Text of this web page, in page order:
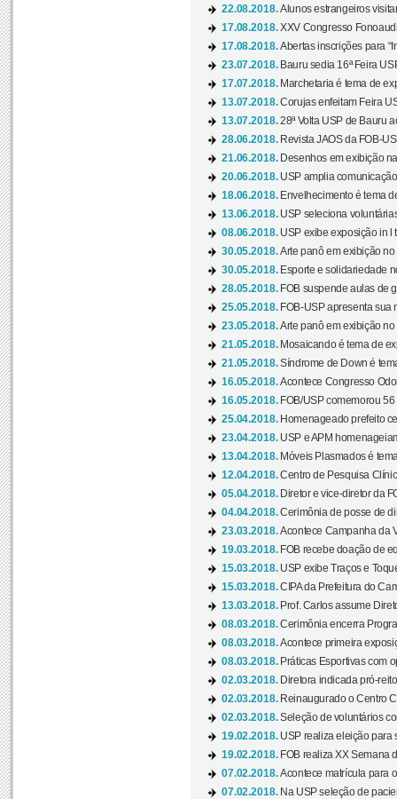
22.08.2018.Alunos estrangeiros
17.08.2018.XXV Congresso
17.08.2018.Abertas inscrições para
23.07.2018. Bauru sedia 16ª Feira
17.07.2018. Marchetaria é tema de
13.07.2018.Corujas enfeitam Feira
13.07.2018.28ª Volta USP de Bauru
28.06.2018. Revista JAOS da FOB-
21.06.2018. Desenhos em exibição
20.06.2018. USP amplia
18.06.2018. Envelhecimento é tema
13.06.2018. USP seleciona
08.06.2018. USP exibe exposição in l
30.05.2018.Arte panô em exibição no
30.05.2018. Esporte e solidariedade
28.05.2018. FOB suspende aulas de
25.05.2018. FOB-USP apresenta sua
23.05.2018.Arte panô em exibição no
21.05.2018. Mosaicando é tema de
21.05.2018.Síndrome de Down é
16.05.2018.Acontece Congresso
16.05.2018. FOB/USP comemorou
25.04.2018. Homenageado prefeito
23.04.2018. USP e APM
13.04.2018. Móveis Plasmados é
12.04.2018.Centro de Pesquisa
05.04.2018. Diretor e vice-diretor da
04.04.2018.Cerimônia de posse de
23.03.2018.Acontece Campanha da
19.03.2018. FOB recebe doação de
15.03.2018. USP exibe Traços e
15.03.2018.CIPA da Prefeitura do
13.03.2018. Prof. Carlos assume
08.03.2018.Cerimônia encerra
08.03.2018.Acontece primeira
08.03.2018. Práticas Esportivas com
02.03.2018. Diretora indicada pró-
02.03.2018. Reinaugurado o Centro
02.03.2018.Seleção de voluntários
19.02.2018. USP realiza eleição para
19.02.2018. FOB realiza XX Semana
07.02.2018.Acontece matrícula para
07.02.2018. Na USP seleção de